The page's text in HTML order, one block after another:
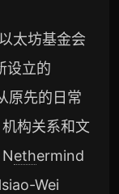
太坊基金会
设立的
原先的日常
构关系和文
ethermind
Wei